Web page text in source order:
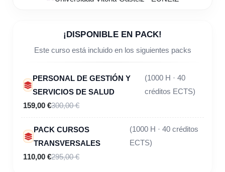
¡DISPONIBLE EN PACK!
Este curso está incluido en los siguientes packs
PERSONAL DE GESTIÓN Y
SERVICIOS DE SALUD
(1000 H · 40
créditos ECTS)
159,00 €300,00 €
PACK CURSOS
TRANSVERSALES
(1000 H · 40 créditos
ECTS)
110,00 €295,00 €